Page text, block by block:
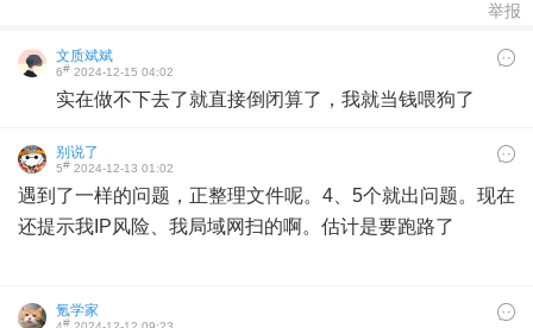
举报
文质斌斌
6# 2024-12-15 04:02
实在做不下去了就直接倒闭算了，我就当钱喂狗了
别说了
5# 2024-12-13 01:02
遇到了一样的问题，正整理文件呢。4、5个就出问题。现在
还提示我IP风险、我局域网扫的啊。估计是要跑路了
氪学家
#